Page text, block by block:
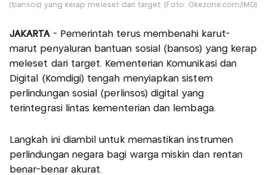
(bansos) yang kerap meleset dari target. (Foto: Okezone.com/IMG)
JAKARTA - Pemerintah terus membenahi karut-
marut penyaluran bantuan sosial (bansos) yang kerap
meleset dari target. Kementerian Komunikasi dan
Digital (Komdigi) tengah menyiapkan sistem
perlindungan sosial (perlinsos) digital yang
terintegrasi lintas kementerian dan lembaga.
Langkah ini diambil untuk memastikan instrumen
perlindungan negara bagi warga miskin dan rentan
benar-benar akurat.